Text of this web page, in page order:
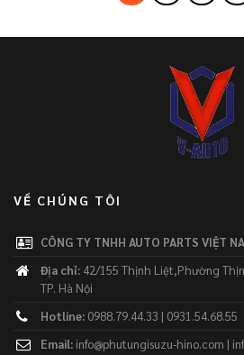
VỀ CHÚNG TÔI
CÔNG TY TNHH AUTO PARTS VIỆT
Địa chỉ: 42/155 Thịnh Liệt,Phường
TP. Hà Nội
Hotline: 0988.79.44.33 | 0931.54.68.55
Email: info@phutungisuzu-hino.com |